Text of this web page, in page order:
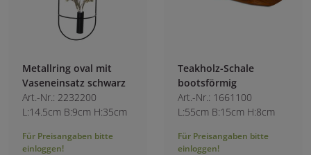
Metallring oval mit
Vaseneinsatz schwarz
Art.-Nr.: 2232200
L:14.5cm B:9cm H:35cm
Für Preisangaben bitte
einloggen!
Teakholz-Schale
bootsförmig
Art.-Nr.: 1661100
L:55cm B:15cm H:8cm
Für Preisangaben bitte
einloggen!